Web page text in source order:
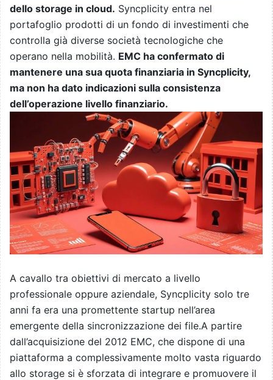
dello storage in cloud. Syncplicity entra nel
portafoglio prodotti di un fondo di investimenti che
controlla già diverse società tecnologiche che
operano nella mobilità. EMC ha confermato di
mantenere una sua quota finanziaria in Syncplicity,
ma non ha dato indicazioni sulla consistenza
dell’operazione livello finanziario.
A cavallo tra obiettivi di mercato a livello
professionale oppure aziendale, Syncplicity solo tre
anni fa era una promettente startup nell’area
emergente della sincronizzazione dei file.A partire
dall’acquisizione del 2012 EMC, che dispone di una
piattaforma a complessivamente molto vasta riguardo
allo storage si è sforzata di integrare e promuovere il